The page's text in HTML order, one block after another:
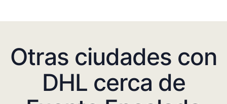
Otras ciudades con
DHL cerca de